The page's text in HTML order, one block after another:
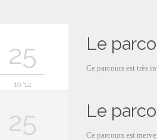
25
10 '14
Le
Ce parcours est très
25 Le
Ce parcours est